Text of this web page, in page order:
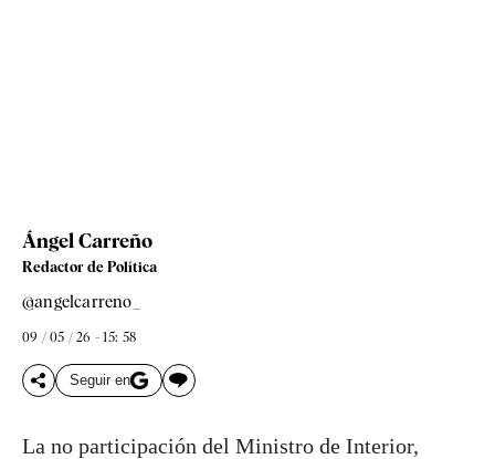
Ángel Carreño
Redactor de Política
@angelcarreno_
09 / 05 / 26 - 15: 58
Seguir en
La no participación del Ministro de Interior,